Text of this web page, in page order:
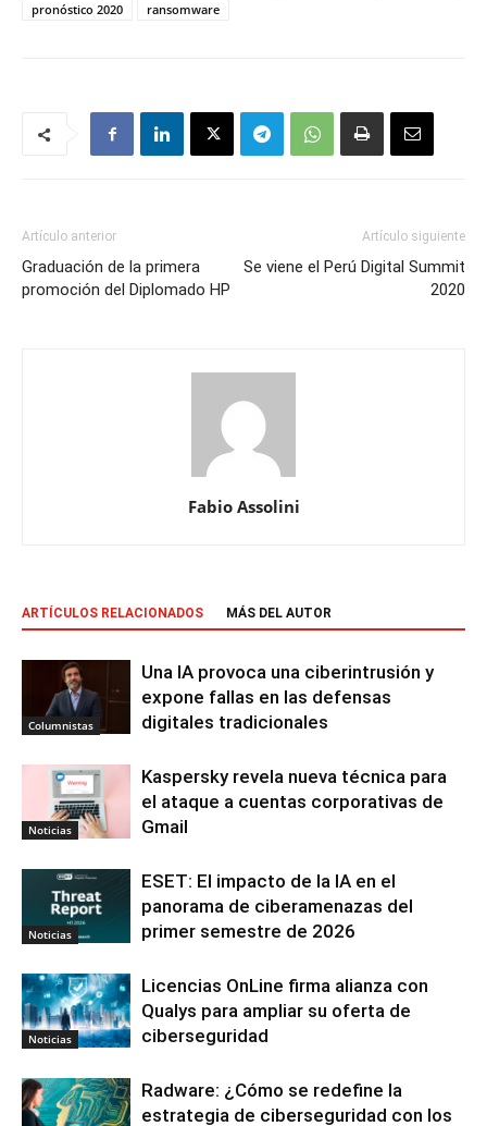
pronóstico 2020
ransomware
Artículo anterior
Graduación de la primera
promoción del Diplomado HP
Artículo siguiente
Se viene el Perú Digital Summit
2020
Fabio Assolini
ARTÍCULOS RELACIONADOS MÁS DEL AUTOR
Columnistas
Una IA provoca una ciberintrusión y
expone fallas en las defensas
digitales tradicionales
Noticias
Kaspersky revela nueva técnica para
el ataque a cuentas corporativas de
Gmail
Noticias
ESET: El impacto de la IA en el
panorama de ciberamenazas del
primer semestre de 2026
Noticias
Licencias OnLine firma alianza con
Qualys para ampliar su oferta de
ciberseguridad
Radware: ¿Cómo se redefine la
estrategia de ciberseguridad con los